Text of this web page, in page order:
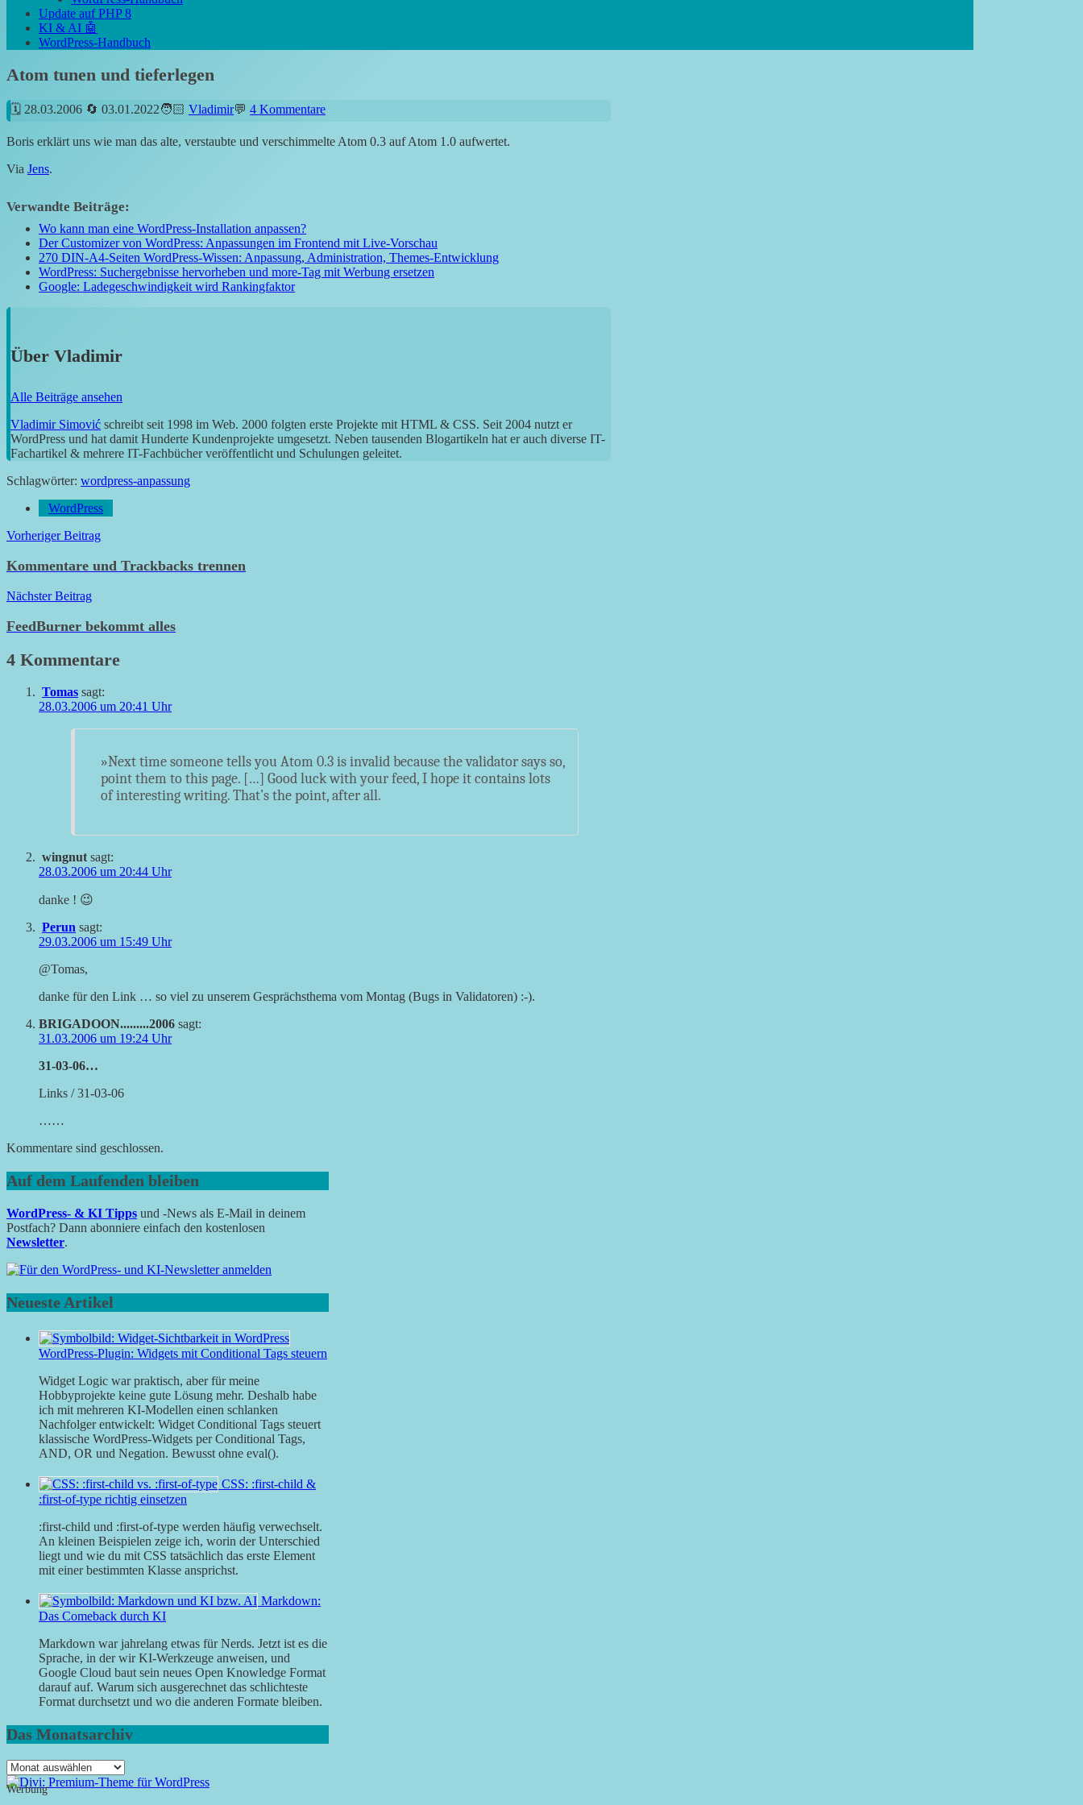
Update auf PHP 8
KI & AI 🤖
WordPress-Handbuch
Atom tunen und tieferlegen
28.03.2006 03.01.2022 Vladimir 4 Kommentare
Boris erklärt uns wie man das alte, verstaubte und verschimmelte Atom 0.3 auf Atom 1.0 aufwertet.
Via Jens.
Verwandte Beiträge:
Wo kann man eine WordPress-Installation anpassen?
Der Customizer von WordPress: Anpassungen im Frontend mit Live-Vorschau
270 DIN-A4-Seiten WordPress-Wissen: Anpassung, Administration, Themes-Entwicklung
WordPress: Suchergebnisse hervorheben und more-Tag mit Werbung ersetzen
Google: Ladegeschwindigkeit wird Rankingfaktor
Über Vladimir
Alle Beiträge ansehen
Vladimir Simović schreibt seit 1998 im Web. 2000 folgten erste Projekte mit HTML & CSS. Seit 2004 nutzt er
WordPress und hat damit Hunderte Kundenprojekte umgesetzt. Neben tausenden Blogartikeln hat er auch diverse IT-
Fachartikel & mehrere IT-Fachbücher veröffentlicht und Schulungen geleitet.
Schlagwörter: wordpress-anpassung
WordPress
Beitragsnavigation
Vorheriger Beitrag
Kommentare und Trackbacks trennen
Nächster Beitrag
FeedBurner bekommt alles
4 Kommentare
Tomas sagt:
28.03.2006 um 20:41 Uhr
»Next time someone tells you Atom 0.3 is invalid because the validator says so,
point them to this page. […] Good luck with your feed, I hope it contains lots
of interesting writing. That’s the point, after all.
wingnut sagt:
28.03.2006 um 20:44 Uhr
danke ! 😉
Perun sagt:
29.03.2006 um 15:49 Uhr
@Tomas,
danke für den Link … so viel zu unserem Gesprächsthema vom Montag (Bugs in Validatoren) :-).
BRIGADOON.........2006 sagt:
31.03.2006 um 19:24 Uhr
31-03-06…
Links / 31-03-06
……
Kommentare sind geschlossen.
Auf dem Laufenden bleiben
WordPress- & KI Tipps und -News als E-Mail in deinem
Postfach? Dann abonniere einfach den kostenlosen
Newsletter.
Neueste Artikel
WordPress-Plugin: Widgets mit Conditional Tags steuern
Widget Logic war praktisch, aber für meine
Hobbyprojekte keine gute Lösung mehr. Deshalb habe
ich mit mehreren KI-Modellen einen schlanken
Nachfolger entwickelt: Widget Conditional Tags steuert
klassische WordPress-Widgets per Conditional Tags,
AND, OR und Negation. Bewusst ohne eval().
CSS: :first-child &
:first-of-type richtig einsetzen
:first-child und :first-of-type werden häufig verwechselt.
An kleinen Beispielen zeige ich, worin der Unterschied
liegt und wie du mit CSS tatsächlich das erste Element
mit einer bestimmten Klasse ansprichst.
Markdown:
Das Comeback durch KI
Markdown war jahrelang etwas für Nerds. Jetzt ist es die
Sprache, in der wir KI-Werkzeuge anweisen, und
Google Cloud baut sein neues Open Knowledge Format
darauf auf. Warum sich ausgerechnet das schlichteste
Format durchsetzt und wo die anderen Formate bleiben.
Das Monatsarchiv
Das
Monatsarchiv
Werbung